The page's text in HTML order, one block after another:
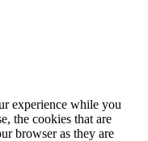
experience while you
the cookies that are
browser as they are